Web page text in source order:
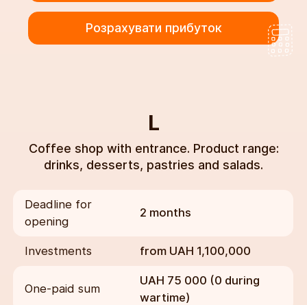
Розрахувати прибуток
L
Coffee shop with entrance. Product range:
drinks, desserts, pastries and salads.
Deadline for
opening
2 months
Investments from UAH 1,100,000
One-paid sum
UAH 75 000 (0 during
wartime)